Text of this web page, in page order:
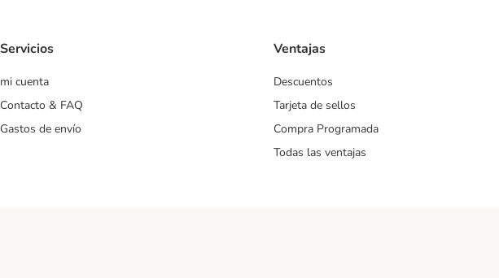
Servicios
mi cuenta
Contacto & FAQ
Gastos de envío
Ventajas
Descuentos
Tarjeta de sellos
Compra Programada
Todas las ventajas